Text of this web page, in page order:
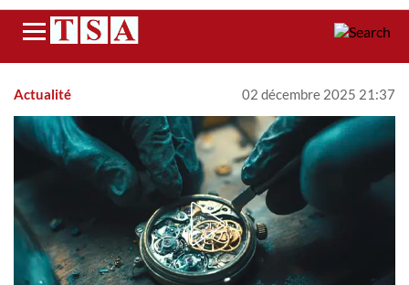
Menu
Actualité 02 décembre 2025 21:37